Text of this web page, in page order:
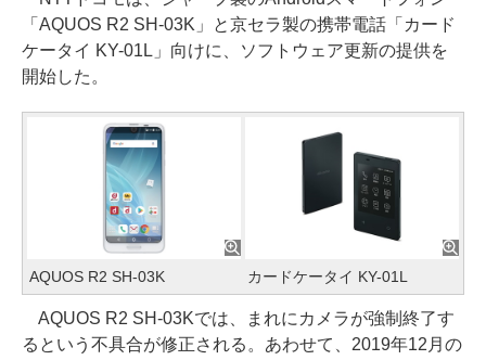
「AQUOS R2 SH-03K」と京セラ製の携帯電話「カード
ケータイ KY-01L」向けに、ソフトウェア更新の提供を
開始した。
AQUOS R2 SH-03K カードケータイ KY-01L
AQUOS R2 SH-03Kでは、まれにカメラが強制終了す
るという不具合が修正される。あわせて、2019年12月の